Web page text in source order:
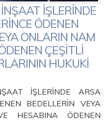
İŞLERİNDE
ÖDENEN
ONLARIN NAM
ÇEŞİTLİ
HUKUKİ
İŞLERİNDE ARSA
BEDELLERİN VEYA
HESABINA ÖDENEN